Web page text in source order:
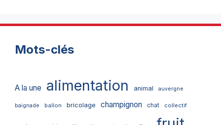
Mots-clés
A la une alimentation animal auvergne
baignade ballon bricolage champignon chat collectif